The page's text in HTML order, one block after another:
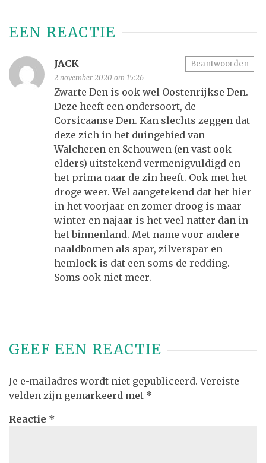
EEN REACTIE
JACK
2 november 2020 om 15:26
Zwarte Den is ook wel Oostenrijkse Den.
Deze heeft een ondersoort, de
Corsicaanse Den. Kan slechts zeggen dat
deze zich in het duingebied van
Walcheren en Schouwen (en vast ook
elders) uitstekend vermenigvuldigd en
het prima naar de zin heeft. Ook met het
droge weer. Wel aangetekend dat het hier
in het voorjaar en zomer droog is maar
winter en najaar is het veel natter dan in
het binnenland. Met name voor andere
naaldbomen als spar, zilverspar en
hemlock is dat een soms de redding.
Soms ook niet meer.
Beantwoorden
GEEF EEN REACTIE
Je e-mailadres wordt niet gepubliceerd. Vereiste
velden zijn gemarkeerd met *
Reactie *